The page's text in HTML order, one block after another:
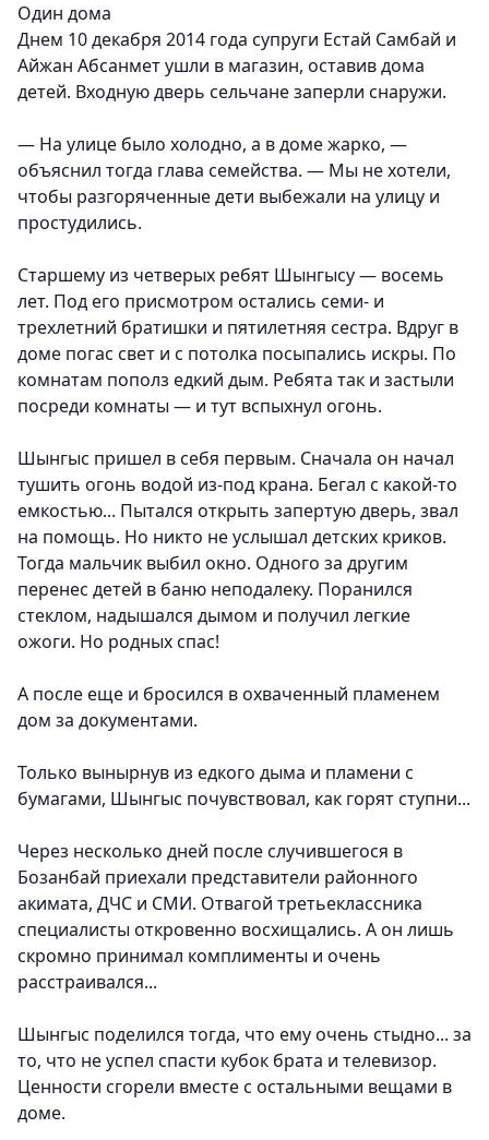
Один дома
Днем 10 декабря 2014 года супруги Естай Самбай и
Айжан Абсанмет ушли в магазин, оставив дома
детей. Входную дверь сельчане заперли снаружи.
— На улице было холодно, а в доме жарко, —
объяснил тогда глава семейства. — Мы не хотели,
чтобы разгоряченные дети выбежали на улицу и
простудились.
Старшему из четверых ребят Шынгысу — восемь
лет. Под его присмотром остались семи- и
трехлетний братишки и пятилетняя сестра. Вдруг в
доме погас свет и с потолка посыпались искры. По
комнатам пополз едкий дым. Ребята так и застыли
посреди комнаты — и тут вспыхнул огонь.
Шынгыс пришел в себя первым. Сначала он начал
тушить огонь водой из-под крана. Бегал с какой-то
емкостью... Пытался открыть запертую дверь, звал
на помощь. Но никто не услышал детских криков.
Тогда мальчик выбил окно. Одного за другим
перенес детей в баню неподалеку. Поранился
стеклом, надышался дымом и получил легкие
ожоги. Но родных спас!
А после еще и бросился в охваченный пламенем
дом за документами.
Только вынырнув из едкого дыма и пламени с
бумагами, Шынгыс почувствовал, как горят ступни...
Через несколько дней после случившегося в
Бозанбай при­ехали представители районного
акимата, ДЧС и СМИ. Отвагой третьеклассника
специалисты откровенно восхищались. А он лишь
скромно принимал комплименты и очень
расстраивался...
Шынгыс поделился тогда, что ему очень стыдно... за
то, что не успел спасти кубок брата и телевизор.
Ценности сгорели вместе с остальными вещами в
доме.